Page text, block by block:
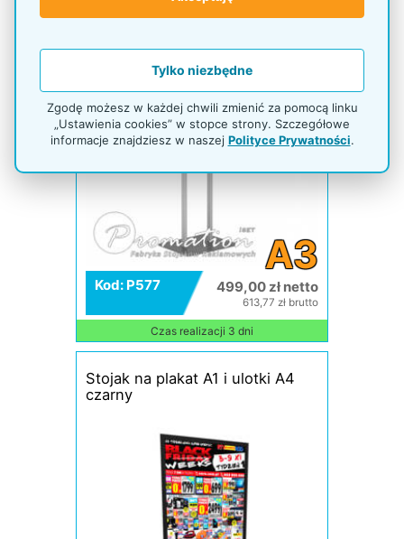
A3
Kod: P577 499,00 zł netto
613,77 zł brutto
Czas realizacji 3 dni
Stojak na plakat A1 i ulotki A4
czarny
Tylko niezbędne
Zgodę możesz w każdej chwili zmienić za pomocą linku
„Ustawienia cookies” w stopce strony. Szczegółowe
informacje znajdziesz w naszej Polityce Prywatności.